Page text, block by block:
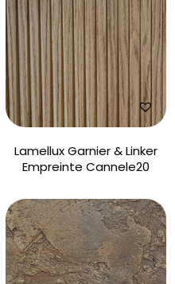
Lamellux Garnier & Linker
Empreinte Cannele20